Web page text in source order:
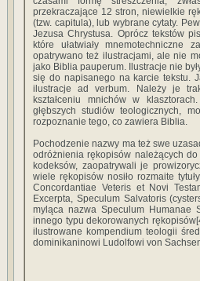
przekraczające 12 stron, niewielkie
(tzw. capitula), lub wybrane cytaty.
Jezusa Chrystusa. Oprócz tekstów
które ułatwiały mnemotechniczne
opatrywano też ilustracjami, ale nie
jako Biblia pauperum. Ilustracje nie
się do napisanego na karcie tekstu.
ilustracje ad verbum. Należy je
kształceniu mnichów w
głębszych studiów teologicznych,
rozpoznanie tego, co zawiera Biblia.
Pochodzenie nazwy ma też swe
odróżnienia rękopisów należących
kodeksów, zaopatrywali je
wiele rękopisów nosiło rozmaite
Concordantiae Veteris et Novi
Excerpta, Speculum Salvatoris
myląca nazwa Speculum Humanae
innego typu dekorowanych
ilustrowane kompendium teologii
dominikaninowi Ludolfowi von